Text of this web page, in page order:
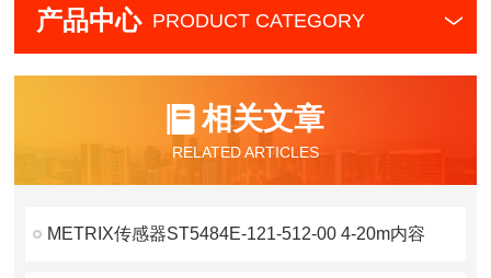
产品中心 PRODUCT CATEGORY
相关文章
RELATED ARTICLES
METRIX传感器ST5484E-121-512-00 4-20m内容